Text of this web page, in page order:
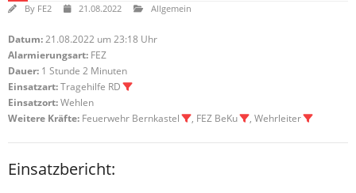
By FE2 21.08.2022 Allgemein
Datum:21.08.2022 um 23:18 Uhr
Alarmierungsart: FEZ
Dauer: 1 Stunde 2 Minuten
Einsatzart:Tragehilfe RD
Einsatzort:Wehlen
Weitere Kräfte: Feuerwehr Bernkastel , FEZ BeKu , Wehrleiter
Einsatzbericht: